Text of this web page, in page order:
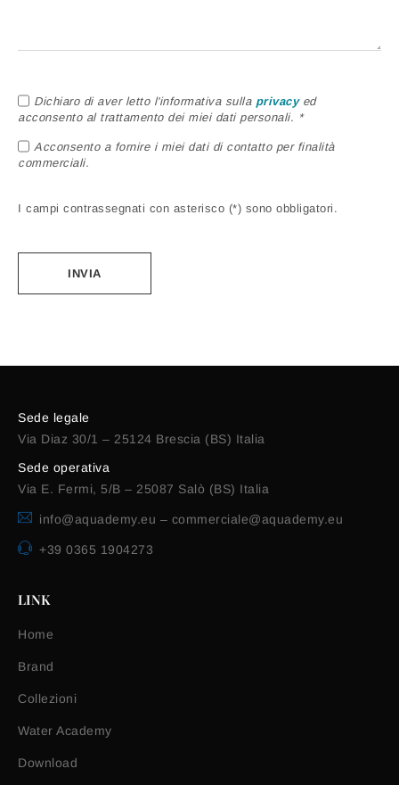
Dichiaro di aver letto l'informativa sulla privacyed
acconsento al trattamento dei miei dati personali. *
Acconsento a fornire i miei dati di contatto per finalità
commerciali.
I campi contrassegnati con asterisco (*) sono obbligatori.
Sede legale
Via Diaz 30/1 – 25124 Brescia (BS) Italia
Sede operativa
Via E. Fermi, 5/B – 25087 Salò (BS) Italia
info@aquademy.eu – commerciale@aquademy.eu
+39 0365 1904273
LINK
Home
Brand
Collezioni
Water Academy
Download